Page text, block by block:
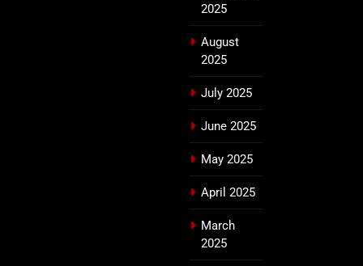
2025
August
2025
July 2025
June 2025
May 2025
April 2025
March
2025